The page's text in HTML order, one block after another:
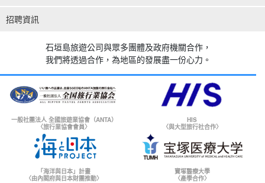
招聘資訊
石垣島旅遊公司與眾多團體及政府機關合作，
我們將透過合作，為地區的發展盡一份心力。
一般社團法人 全國旅遊業協會（ANTA）
〈旅行業協會會員〉
HIS
〈與大型旅行社合作〉
「海洋與日本」計畫
〈由內閣府與日本財團推動〉
寶塚醫療大學
〈產學合作〉